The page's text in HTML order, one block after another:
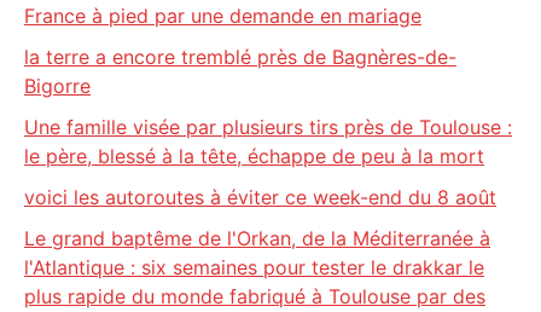
France à pied par une demande en mariage
la terre a encore tremblé près de Bagnères-de-
Bigorre
Une famille visée par plusieurs tirs près de Toulouse :
le père, blessé à la tête, échappe de peu à la mort
voici les autoroutes à éviter ce week-end du 8 août
Le grand baptême de l'Orkan, de la Méditerranée à
l'Atlantique : six semaines pour tester le drakkar le
plus rapide du monde fabriqué à Toulouse par des